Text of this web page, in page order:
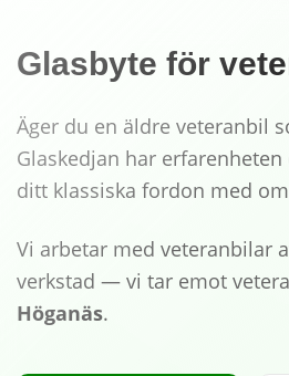
Glasbyte för
Äger du en äldre veteranbil
Glaskedjan har
ditt klassiska fordon med
Vi arbetar med veteranbilar
verkstad — vi tar emot
Höganäs.